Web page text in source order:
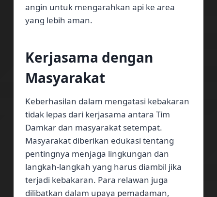
angin untuk mengarahkan api ke area
yang lebih aman.
Kerjasama dengan
Masyarakat
Keberhasilan dalam mengatasi kebakaran
tidak lepas dari kerjasama antara Tim
Damkar dan masyarakat setempat.
Masyarakat diberikan edukasi tentang
pentingnya menjaga lingkungan dan
langkah-langkah yang harus diambil jika
terjadi kebakaran. Para relawan juga
dilibatkan dalam upaya pemadaman,